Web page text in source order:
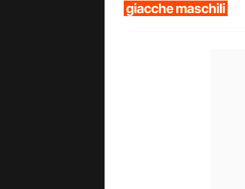
giacche maschili